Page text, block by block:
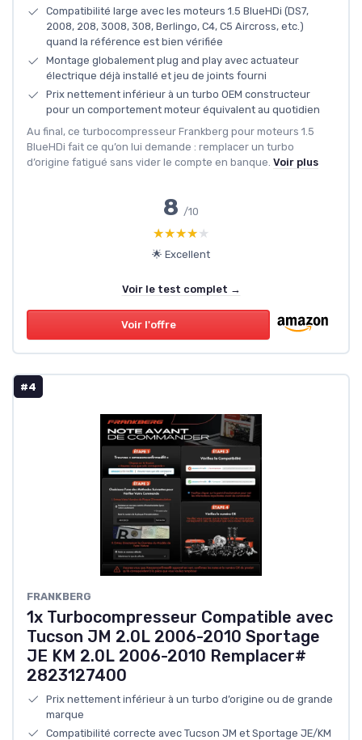
Compatibilité large avec les moteurs 1.5 BlueHDi (DS7,
2008, 208, 3008, 308, Berlingo, C4, C5 Aircross, etc.)
quand la référence est bien vérifiée
Montage globalement plug and play avec actuateur
électrique déjà installé et jeu de joints fourni
Prix nettement inférieur à un turbo OEM constructeur
pour un comportement moteur équivalent au quotidien
Au final, ce turbocompresseur Frankberg pour moteurs 1.5
BlueHDi fait ce qu’on lui demande : remplacer un turbo
d’origine fatigué sans vider le compte en banque. Voir plus
8 /10
★★★★★
★★★★★
🌟 Excellent
Voir le test complet →
Voir l'offre
#4
‎FRANKBERG
1x Turbocompresseur Compatible avec
Tucson JM 2.0L 2006-2010 Sportage
JE KM 2.0L 2006-2010 Remplacer#
2823127400
Prix nettement inférieur à un turbo d’origine ou de grande
marque
Compatibilité correcte avec Tucson JM et Sportage JE/KM